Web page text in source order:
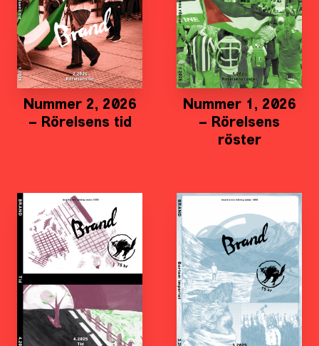
Nummer 2, 2026
– Rörelsens tid
Nummer 1, 2026
– Rörelsens
röster